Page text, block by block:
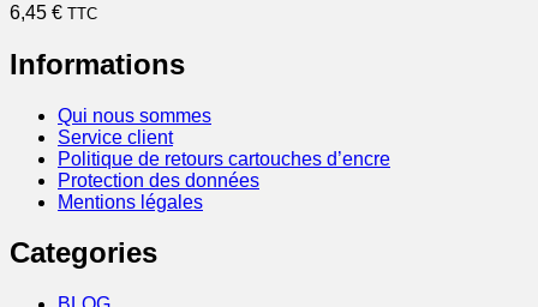
6,45 € TTC
Informations
Qui nous sommes
Service client
Politique de retours cartouches d’encre
Protection des données
Mentions légales
Categories